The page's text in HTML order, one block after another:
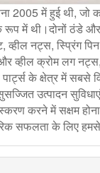
2005 में हुई थी, जो
रूप में थी।दोनों ठंडे और
व्हील नट्स, स्प्रिंग
व्हील क्रोम लग
के क्षेत्र में सबसे
उत्पादन
करने में सक्षम
सफलता के लिए